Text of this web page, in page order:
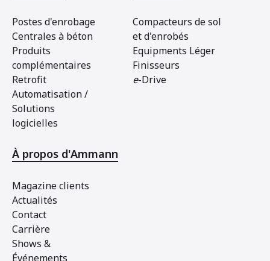
Postes d'enrobage
Centrales à béton
Produits
complémentaires
Retrofit
Automatisation /
Solutions
logicielles
Compacteurs de sol
et d'enrobés
Equipments Léger
Finisseurs
e-Drive
À propos d'Ammann
Magazine clients
Actualités
Contact
Carrière
Shows &
Événements